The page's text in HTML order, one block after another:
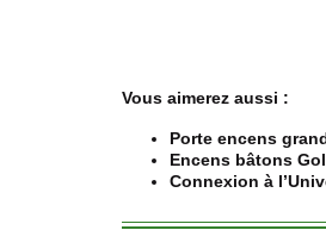
Vous aimerez aussi :
Porte encens
Encens bâtons
Connexion à